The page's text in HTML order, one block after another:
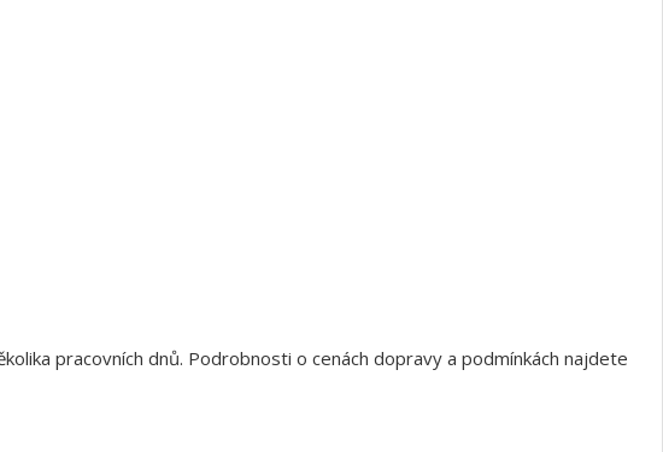
pracovních dnů. Podrobnosti o cenách dopravy a podmínkách najdete